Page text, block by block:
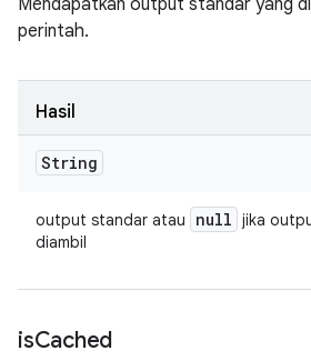
Mendapatkan output standar yang
perintah.
Hasil
String
output standar atau null jika
diambil
isCached